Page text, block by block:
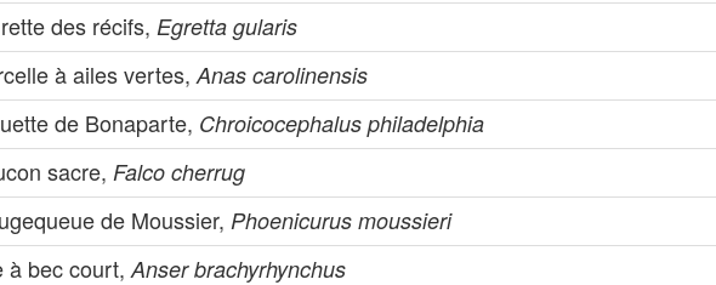
des récifs, Egretta gularis
à ailes vertes,Anas carolinensis
de Bonaparte, Chroicocephalus philadelphia
sacre, Falco cherrug
de Moussier, Phoenicurus moussieri
à bec court,Anser brachyrhynchus